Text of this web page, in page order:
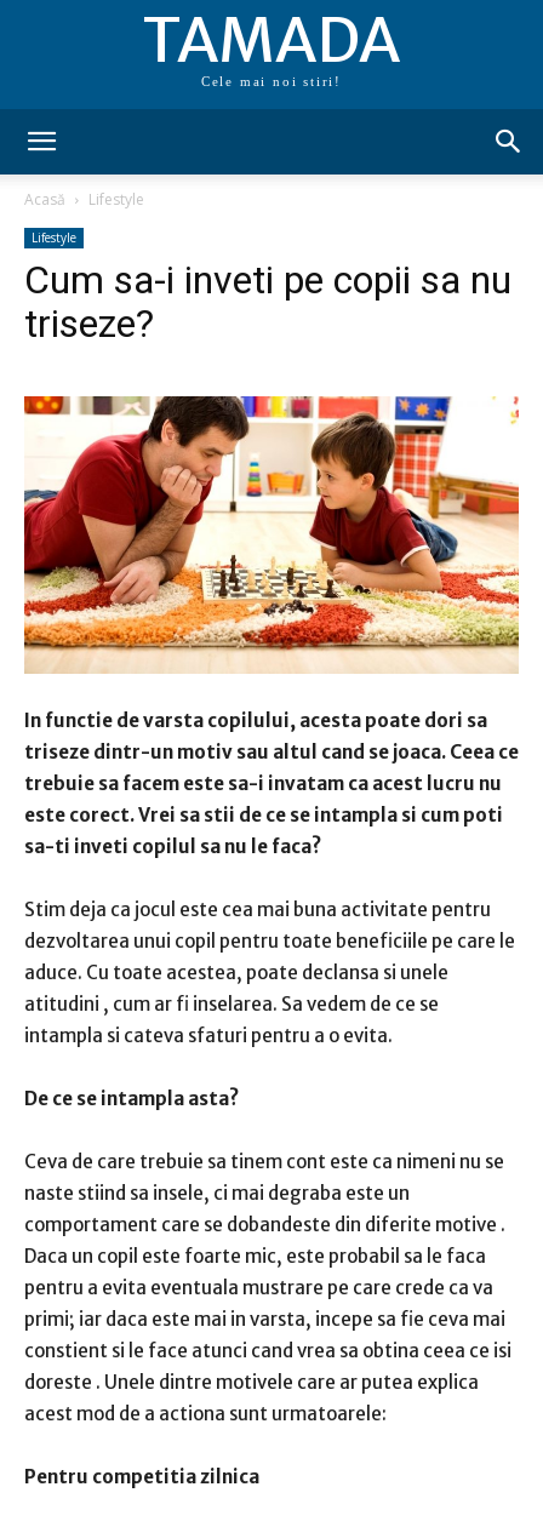
TAMADA
Cele mai noi stiri!
Acasă Lifestyle
Lifestyle
Cum sa-i inveti pe copii sa nu
triseze?
In functie de varsta copilului, acesta poate dori sa
triseze dintr-un motiv sau altul cand se joaca. Ceea ce
trebuie sa facem este sa-i invatam ca acest lucru nu
este corect. Vrei sa stii de ce se intampla si cum poti
sa-ti inveti copilul sa nu le faca?
Stim deja ca jocul este cea mai buna activitate pentru
dezvoltarea unui copil pentru toate beneficiile pe care le
aduce. Cu toate acestea, poate declansa si unele
atitudini , cum ar fi inselarea. Sa vedem de ce se
intampla si cateva sfaturi pentru a o evita.
De ce se intampla asta?
Ceva de care trebuie sa tinem cont este ca nimeni nu se
naste stiind sa insele, ci mai degraba este un
comportament care se dobandeste din diferite motive .
Daca un copil este foarte mic, este probabil sa le faca
pentru a evita eventuala mustrare pe care crede ca va
primi; iar daca este mai in varsta, incepe sa fie ceva mai
constient si le face atunci cand vrea sa obtina ceea ce isi
doreste . Unele dintre motivele care ar putea explica
acest mod de a actiona sunt urmatoarele:
Pentru competitia zilnica